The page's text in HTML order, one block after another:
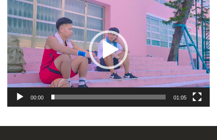
訊
播
放
器
00:00 01:05